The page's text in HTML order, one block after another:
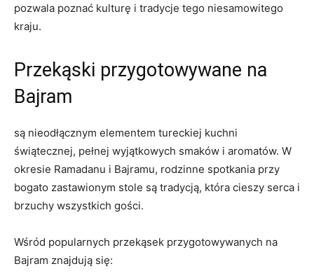
⁢pozwala poznać kulturę i tradycje tego niesamowitego
kraju.
Przekąski przygotowywane na
Bajram
są nieodłącznym elementem tureckiej kuchni
świątecznej, pełnej wyjątkowych⁤ smaków i aromatów. W
okresie⁤ Ramadanu i Bajramu, ⁤rodzinne spotkania przy
bogato zastawionym stole są tradycją, która cieszy serca i⁢
brzuchy wszystkich gości.
Wśród popularnych przekąsek przygotowywanych na​
Bajram⁤ znajdują ⁤się: